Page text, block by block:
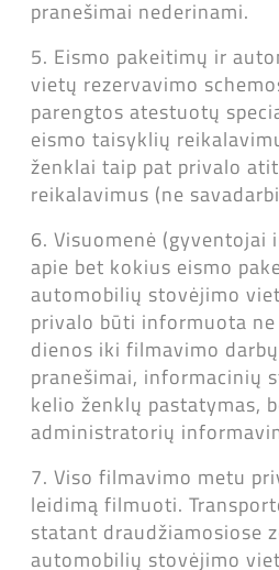
pranešimai nederinami.
5. Eismo pakeitimų ir
vietų rezervavimo
parengtos atestuotų
eismo taisyklių
ženklai taip pat privalo
reikalavimus (ne
6. Visuomenė (gyventojai
apie bet kokius eismo
automobilių stovėjimo
privalo būti informuota
dienos iki filmavimo
pranešimai, informacinių
kelio ženklų pastatymas,
administratorių
7. Viso filmavimo metu
leidimą filmuoti.
statant draudžiamosiose
automobilių stovėjimo